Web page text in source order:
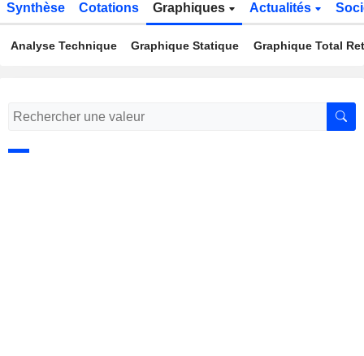
Synthèse Cotations Graphiques Actualités
Analyse Technique Graphique Statique Graphique Total